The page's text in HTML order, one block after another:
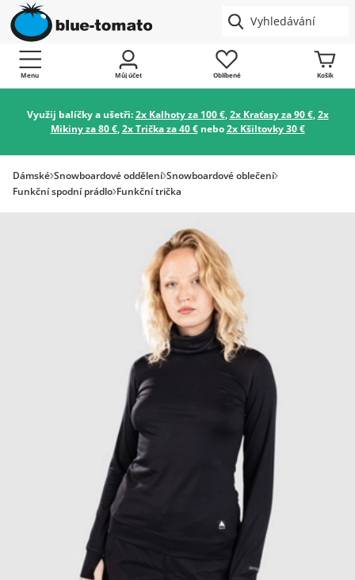
Menu Můj účet Oblíbené Košík
Využij balíčky a ušetři:2x Kalhoty za 100 €,2x Kraťasy za 90 €,2x
Mikiny za 80 €,2x Trička za 40 €nebo2x Kšiltovky 30 €
Dámské Snowboardové oddělení Snowboardové oblečení
Funkční spodní prádlo Funkční trička